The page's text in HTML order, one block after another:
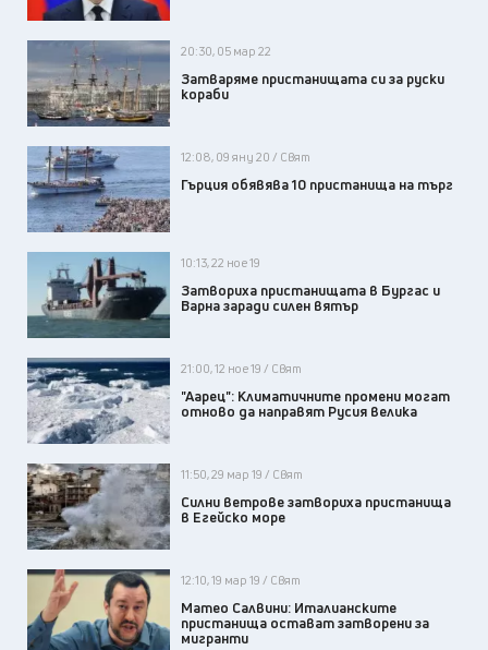
20:30, 05 мар 22
Затваряме пристанищата си за руски
кораби
12:08, 09 яну 20 / Свят
Гърция обявява 10 пристанища на търг
10:13, 22 ное 19
Затвориха пристанищата в Бургас и
Варна заради силен вятър
21:00, 12 ное 19 / Свят
"Аарец": Климатичните промени могат
отново да направят Русия велика
11:50, 29 мар 19 / Свят
Силни ветрове затвориха пристанища
в Егейско море
12:10, 19 мар 19 / Свят
Матео Салвини: Италианските
пристанища остават затворени за
мигранти